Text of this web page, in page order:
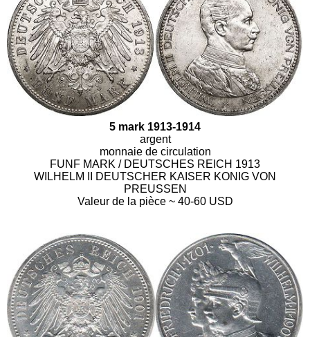
5 mark 1913-1914
argent
monnaie de circulation
FUNF MARK / DEUTSCHES REICH 1913
WILHELM II DEUTSCHER KAISER KONIG VON
PREUSSEN
Valeur de la pièce ~ 40-60 USD